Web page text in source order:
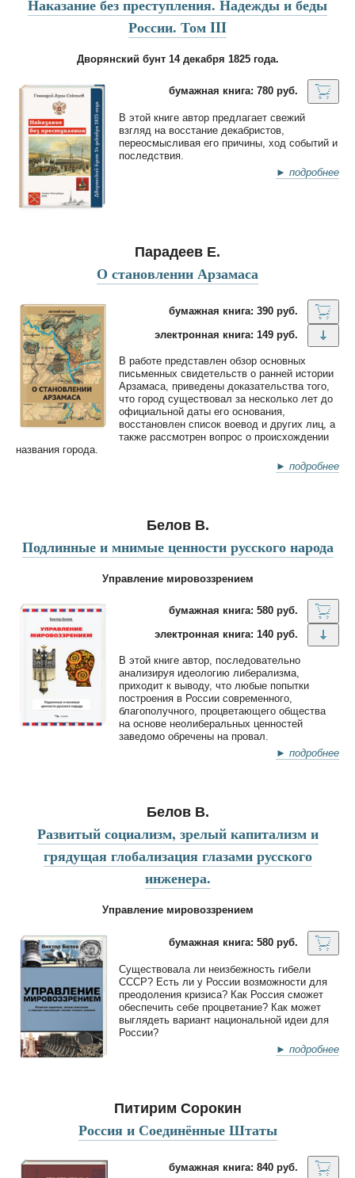
Наказание без преступления. Надежды и беды
России. Том III
Дворянский бунт 14 декабря 1825 года.
бумажная книга: 780 руб.
В этой книге автор предлагает свежий
взгляд на восстание декабристов,
переосмысливая его причины, ход событий и
последствия.
► подробнее
Парадеев Е.
О становлении Арзамаса
бумажная книга: 390 руб.
электронная книга: 149 руб.
В работе представлен обзор основных
письменных свидетельств о ранней истории
Арзамаса, приведены доказательства того,
что город существовал за несколько лет до
официальной даты его основания,
восстановлен список воевод и других лиц, а
также рассмотрен вопрос о происхождении
названия города.
► подробнее
Белов В.
Подлинные и мнимые ценности русского народа
Управление мировоззрением
бумажная книга: 580 руб.
электронная книга: 140 руб.
В этой книге автор, последовательно
анализируя идеологию либерализма,
приходит к выводу, что любые попытки
построения в России современного,
благополучного, процветающего общества
на основе неолиберальных ценностей
заведомо обречены на провал.
► подробнее
Белов В.
Развитый социализм, зрелый капитализм и
грядущая глобализация глазами русского
инженера.
Управление мировоззрением
бумажная книга: 580 руб.
Существовала ли неизбежность гибели
СССР? Есть ли у России возможности для
преодоления кризиса? Как Россия сможет
обеспечить себе процветание? Как может
выглядеть вариант национальной идеи для
России?
► подробнее
Питирим Сорокин
Россия и Соединённые Штаты
бумажная книга: 840 руб.